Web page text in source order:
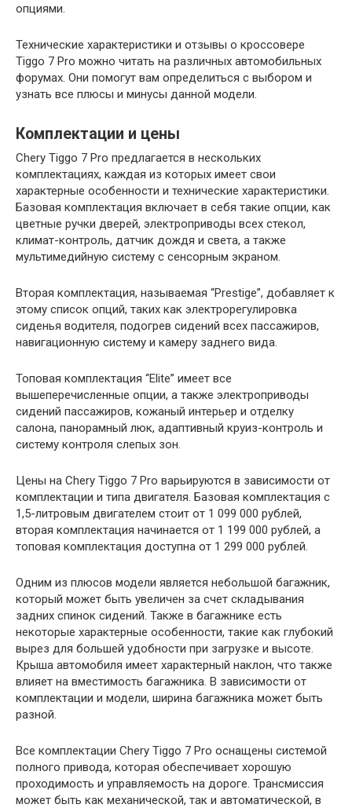
опциями.
Технические характеристики и отзывы о кроссовере
Tiggo 7 Pro можно читать на различных автомобильных
форумах. Они помогут вам определиться с выбором и
узнать все плюсы и минусы данной модели.
Комплектации и цены
Chery Tiggo 7 Pro предлагается в нескольких
комплектациях, каждая из которых имеет свои
характерные особенности и технические характеристики.
Базовая комплектация включает в себя такие опции, как
цветные ручки дверей, электроприводы всех стекол,
климат-контроль, датчик дождя и света, а также
мультимедийную систему с сенсорным экраном.
Вторая комплектация, называемая “Prestige”, добавляет к
этому список опций, таких как электрорегулировка
сиденья водителя, подогрев сидений всех пассажиров,
навигационную систему и камеру заднего вида.
Топовая комплектация “Elite” имеет все
вышеперечисленные опции, а также электроприводы
сидений пассажиров, кожаный интерьер и отделку
салона, панорамный люк, адаптивный круиз-контроль и
систему контроля слепых зон.
Цены на Chery Tiggo 7 Pro варьируются в зависимости от
комплектации и типа двигателя. Базовая комплектация с
1,5-литровым двигателем стоит от 1 099 000 рублей,
вторая комплектация начинается от 1 199 000 рублей, а
топовая комплектация доступна от 1 299 000 рублей.
Одним из плюсов модели является небольшой багажник,
который может быть увеличен за счет складывания
задних спинок сидений. Также в багажнике есть
некоторые характерные особенности, такие как глубокий
вырез для большей удобности при загрузке и высоте.
Крыша автомобиля имеет характерный наклон, что также
влияет на вместимость багажника. В зависимости от
комплектации и модели, ширина багажника может быть
разной.
Все комплектации Chery Tiggo 7 Pro оснащены системой
полного привода, которая обеспечивает хорошую
проходимость и управляемость на дороге. Трансмиссия
может быть как механической, так и автоматической, в